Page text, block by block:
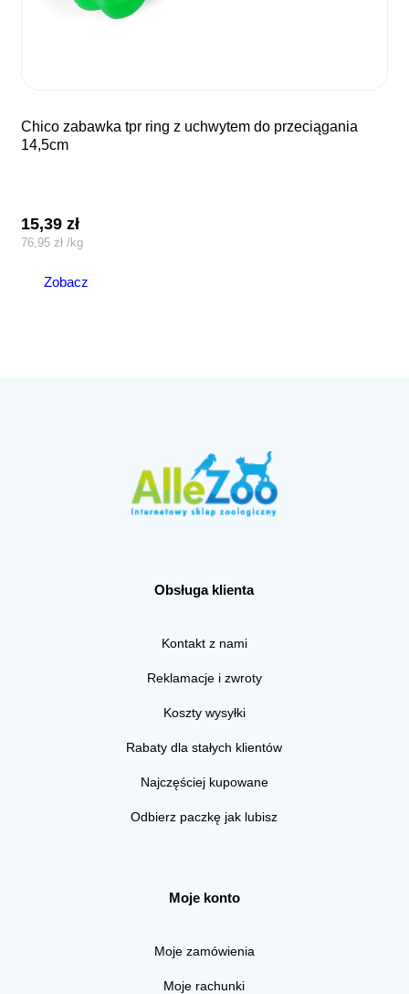
chico zabawka tpr ring z uchwytem do przeciągania
14,5cm
15,39zł
76,95 zł /kg
Zobacz
Obsługa klienta
Kontakt z nami
Reklamacje i zwroty
Koszty wysyłki
Rabaty dla stałych klientów
Najczęściej kupowane
Odbierz paczkę jak lubisz
Moje konto
Moje zamówienia
Moje rachunki